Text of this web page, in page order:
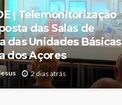
| Telemonitorização
das Salas de
das Unidades Básicas
dos Açores
2 dias atrás